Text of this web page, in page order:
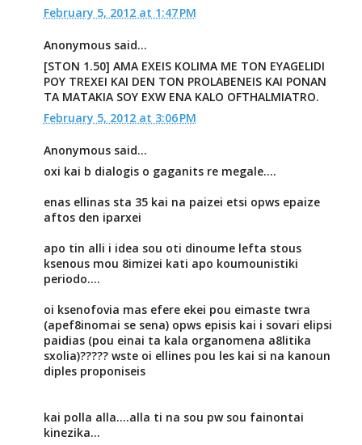
February 5, 2012 at 1:47 PM
Anonymous said...
[STON 1.50] AMA EXEIS KOLIMA ME TON EYAGELIDI
POY TREXEI KAI DEN TON PROLABENEIS KAI PONAN
TA MATAKIA SOY EXW ENA KALO OFTHALMIATRO.
February 5, 2012 at 3:06 PM
Anonymous said...
oxi kai b dialogis o gaganits re megale....
enas ellinas sta 35 kai na paizei etsi opws epaize
aftos den iparxei
apo tin alli i idea sou oti dinoume lefta stous
ksenous mou 8imizei kati apo koumounistiki
periodo....
oi ksenofovia mas efere ekei pou eimaste twra
(apef8inomai se sena) opws episis kai i sovari elipsi
paidias (pou einai ta kala organomena a8litika
sxolia)????? wste oi ellines pou les kai si na kanoun
diples proponiseis
kai polla alla....alla ti na sou pw sou fainontai
kinezika...